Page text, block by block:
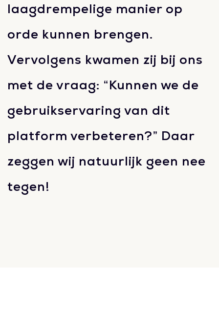
laagdrempelige manier op
orde kunnen brengen.
Vervolgens kwamen zij bij ons
met de vraag: “Kunnen we de
gebruikservaring van dit
platform verbeteren?” Daar
zeggen wij natuurlijk geen nee
tegen!